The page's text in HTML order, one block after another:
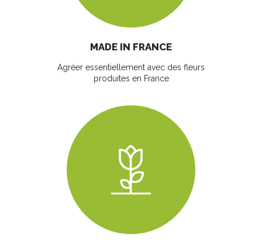
MADE IN FRANCE
Agréer essentiellement avec des fleurs
produites en France